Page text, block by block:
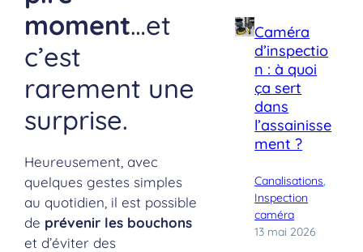
moment…et
c’est
rarement une
surprise.
Heureusement, avec
quelques gestes simples
au quotidien, il est possible
de prévenir les bouchons
et d’éviter des
Caméra
d’inspectio
n : à quoi
ça sert
dans
l’assainisse
ment ?
Canalisations
Inspection
caméra
13 mai 2026